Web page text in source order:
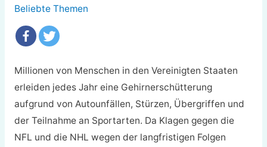
Beliebte Themen
Millionen von Menschen in den Vereinigten Staaten
erleiden jedes Jahr eine Gehirnerschütterung
aufgrund von Autounfällen, Stürzen, Übergriffen und
der Teilnahme an Sportarten. Da Klagen gegen die
NFL und die NHL wegen der langfristigen Folgen